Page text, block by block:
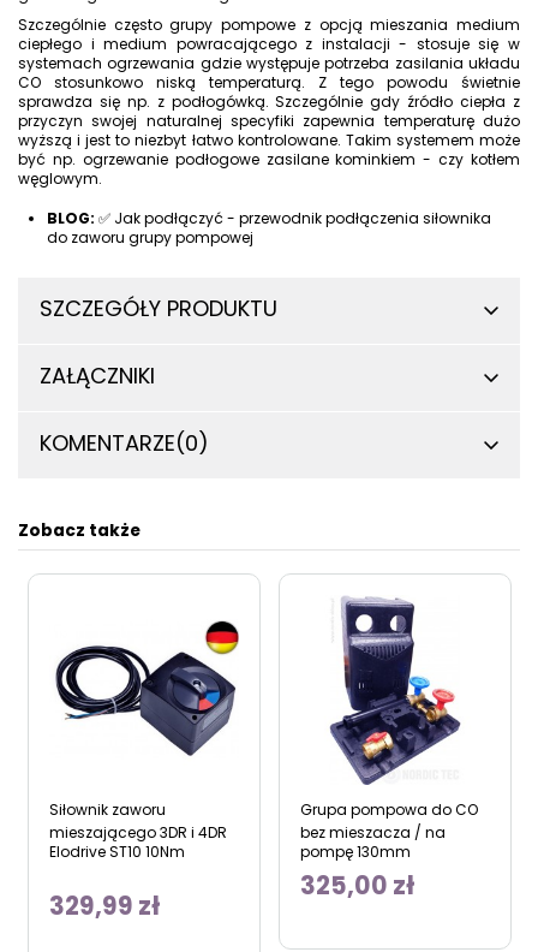
Szczególnie często grupy pompowe z opcją mieszania medium
ciepłego i medium powracającego z instalacji - stosuje się w
systemach ogrzewania gdzie występuje potrzeba zasilania układu
CO stosunkowo niską temperaturą. Z tego powodu świetnie
sprawdza się np. z podłogówką. Szczególnie gdy źródło ciepła z
przyczyn swojej naturalnej specyfiki zapewnia temperaturę dużo
wyższą i jest to niezbyt łatwo kontrolowane. Takim systemem może
być np. ogrzewanie podłogowe zasilane kominkiem - czy kotłem
węglowym.
BLOG: ✅ Jak podłączyć - przewodnik podłączenia siłownika
do zaworu grupy pompowej
SZCZEGÓŁY PRODUKTU
ZAŁĄCZNIKI
KOMENTARZE(0)
Zobacz także
Siłownik zaworu
mieszającego 3DR i 4DR
Elodrive ST10 10Nm
329,99 zł
Grupa pompowa do CO
bez mieszacza / na
pompę 130mm
325,00 zł